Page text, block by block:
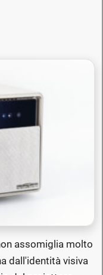
assomiglia molto
dall'identità visiva